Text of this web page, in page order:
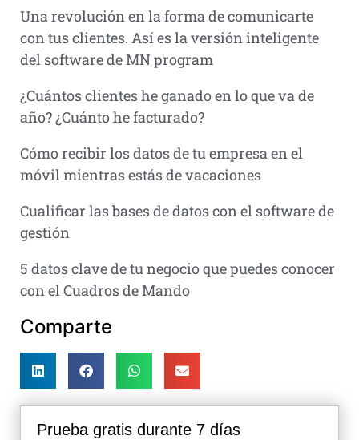
Una revolución en la forma de comunicarte
con tus clientes. Así es la versión inteligente
del software de MN program
¿Cuántos clientes he ganado en lo que va de
año? ¿Cuánto he facturado?
Cómo recibir los datos de tu empresa en el
móvil mientras estás de vacaciones
Cualificar las bases de datos con el software de
gestión
5 datos clave de tu negocio que puedes conocer
con el Cuadros de Mando
Comparte
Prueba gratis durante 7 días